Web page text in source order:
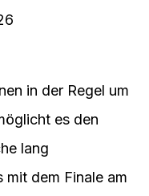
in der Regel um
es den
lang
mit dem Finale am